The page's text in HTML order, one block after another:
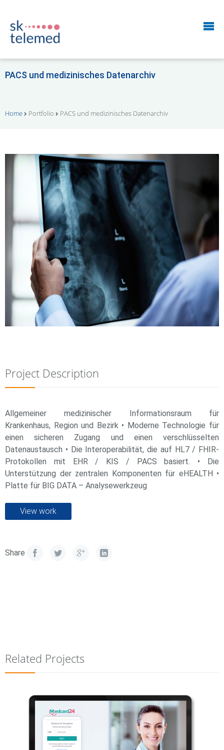
PACS und medizinisches Datenarchiv
Home Portfolio PACS und medizinisches Datenarchiv
Project Description
Allgemeiner medizinischer Informationsraum für
Krankenhaus, Region und Bezirk • Moderne Technologie für
einen sicheren Zugang und einen verschlüsselten
Datenaustausch • Die Interoperabilität, die auf HL7 / FHIR-
Protokollen mit EHR / KIS / PACS basiert. • Die
Unterstützung der zentralen Komponenten für eHEALTH •
Platte für BIG DATA – Analysewerkzeug
View work
Share
Related Projects